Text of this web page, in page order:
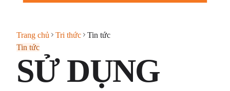
Trang chủ Tri thức
Tin tức
Tin tức
SỬ DỤNG